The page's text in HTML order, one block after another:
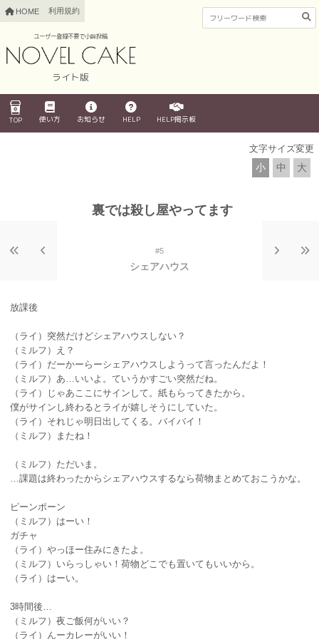
HOME 利用規約
ユーザー登録不要で小説投稿
ライト版
TOP 使い方 お知らせ HELP HELP掲示板
文字サイズ変更
小 中 大
裏では殺し屋やってます
#5
シェアハウス
放課後
（ライ）突然だけどシェアハウスしない？
（ミルフ）え？
（ライ）だーかーらーシェアハウスしようって言ったんだよ！
（ミルフ）あ…いいよ。ていうかすごい突然だね。
（ライ）じゃあここにサインして。紙もらってきたから。
僕がサインし終わるとライが嬉しそうにしていた。
（ライ）それじゃ明日出してくる。バイバイ！
（ミルフ）またね！
（ミルフ）ただいま。
…課題は終わったからシェアハウスするなら荷物まとめておこうかな。
ピーンポーン
（ミルフ）はーい！
ガチャ
（ライ）やっほー住みにきたよ。
（ミルフ）いらっしゃい！荷物どこでも置いてもいいから。
（ライ）はーい。
3時間後…
（ミルフ）夜ご飯何がいい？
（ライ）んーカレーがいい！